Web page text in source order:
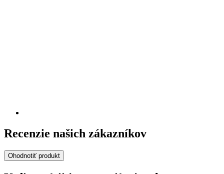
Recenzie našich zákazníkov
Ohodnotiť produkt